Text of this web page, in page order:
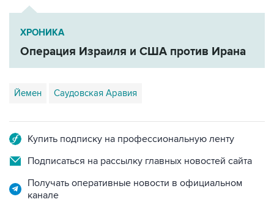
ХРОНИКА
Операция Израиля и США против Ирана
Йемен Саудовская Аравия
Купить подписку на профессиональную ленту
Подписаться на рассылку главных новостей сайта
Получать оперативные новости в официальном
канале